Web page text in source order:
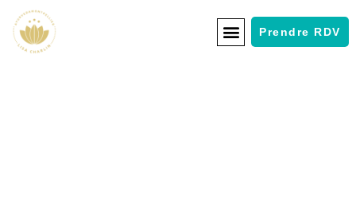
Prendre RDV